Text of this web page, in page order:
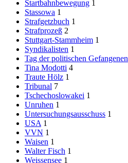
Startbahnbewegung 1
Stassowa 1
Strafgetzbuch 1
Strafprozeß 2
Stuttgart-Stammheim 1
Syndikalisten 1
Tag der politischen Gefangenen
Tina Modotti 4
Traute Hölz 1
Tribunal 7
Tschechoslowakei 1
Unruhen 1
Untersuchungsausschuss 1
USA 1
VVN 1
Waisen 1
Walter Fisch 1
Weissensee 1